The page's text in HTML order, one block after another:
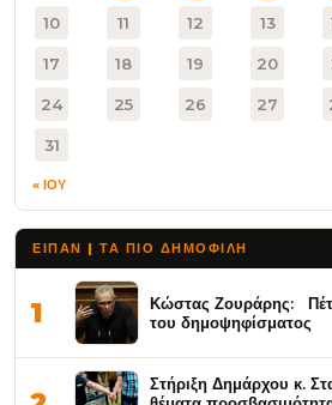
10 11 12 13
17 18 19 20
24 25 26 27
31
« ΙΟΥ
ΕΙΠΑΝ | ΤΑ ΠΙΟ ΔΗΜΟΦΙΛΉ
1
Κώστας Ζουράρης:
του δημοψηφίσματος
Στήριξη Δημάρχου κ.